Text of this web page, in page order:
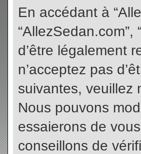
En accédant à
d’être légalement
n’acceptez pas
suivantes, veuillez
Nous pouvons
essaierons de
conseillons de